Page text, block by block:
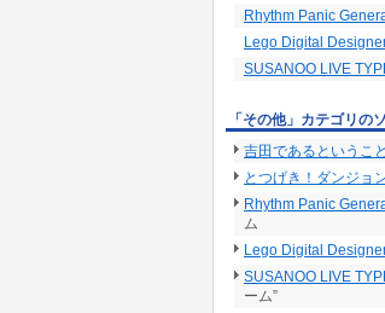
Rhythm Panic
Lego Digital
SUSANOO LIVE
「その他」カテゴリの
吉田であるというこ
とつげき！ダンジョ
Rhythm Panic
ム
Lego Digital
SUSANOO LIVE
ーム”